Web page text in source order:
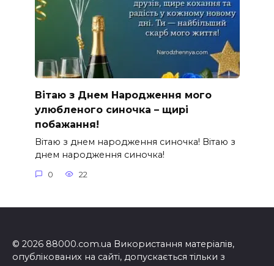
Вітаю з Днем Народження мого
улюбленого синочка – щирі
побажання!
Вітаю з днем народження синочка! Вітаю з
днем народження синочка!
0 22
© 2026 88000.com.ua Використання матеріалів,
опублікованих на сайті, допускається тільки з